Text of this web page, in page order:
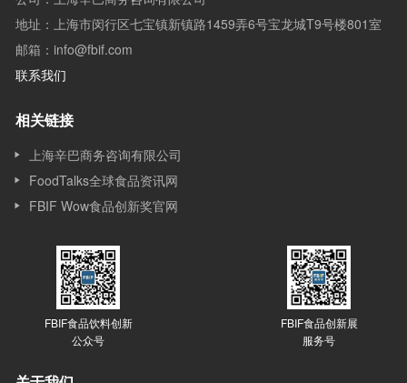
地址：上海市闵行区七宝镇新镇路1459弄6号宝龙城T9号楼801室
邮箱：info@fbif.com
联系我们
相关链接
上海辛巴商务咨询有限公司
FoodTalks全球食品资讯网
FBIF Wow食品创新奖官网
FBIF食品饮料创新
公众号
FBIF食品创新展
服务号